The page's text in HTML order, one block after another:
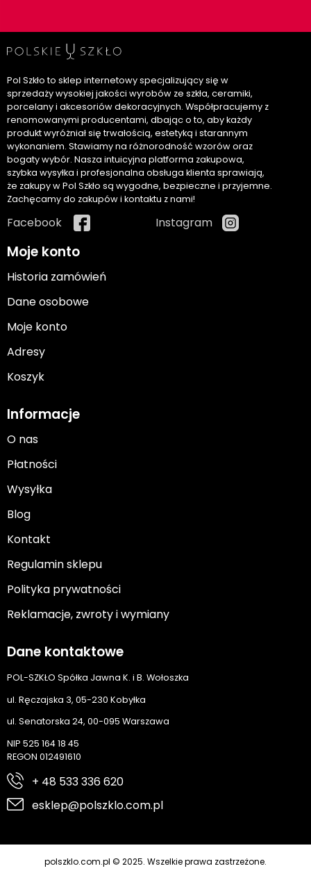
Pol Szkło to sklep internetowy specjalizujący się w
sprzedaży wysokiej jakości wyrobów ze szkła, ceramiki,
porcelany i akcesoriów dekoracyjnych. Współpracujemy z
renomowanymi producentami, dbając o to, aby każdy
produkt wyróżniał się trwałością, estetyką i starannym
wykonaniem. Stawiamy na różnorodność wzorów oraz
bogaty wybór. Nasza intuicyjna platforma zakupowa,
szybka wysyłka i profesjonalna obsługa klienta sprawiają,
że zakupy w Pol Szkło są wygodne, bezpieczne i przyjemne.
Zachęcamy do zakupów i kontaktu z nami!
Facebook Instagram
Moje konto
Historia zamówień
Dane osobowe
Moje konto
Adresy
Koszyk
Informacje
O nas
Płatności
Wysyłka
Blog
Kontakt
Regulamin sklepu
Polityka prywatności
Reklamacje, zwroty i wymiany
Dane kontaktowe
POL-SZKŁO Spółka Jawna K. i B. Wołoszka
ul. Ręczajska 3, 05-230 Kobyłka
ul. Senatorska 24, 00-095 Warszawa
NIP 525 164 18 45
REGON 012491610
+ 48 533 336 620
esklep@polszklo.com.pl
polszklo.com.pl © 2025. Wszelkie prawa zastrzeżone.